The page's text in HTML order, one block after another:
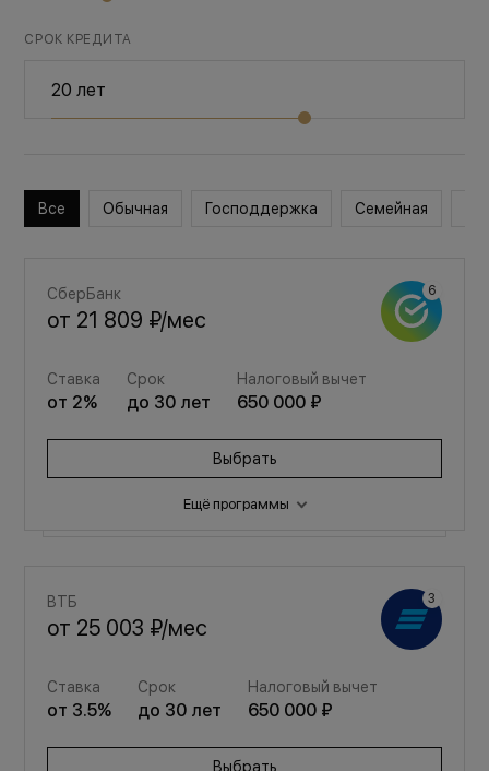
СРОК КРЕДИТА
Все Обычная Господдержка Семейная
СберБанк
от 21 809 ₽/мес
Ставка
от 2%
Срок
до 30 лет
Налоговый вычет
650 000 ₽
Выбрать
Ещё программы
от29 203 ₽ /мес
от3.5% до30 650 000 ₽
Выбрать
ВТБ
от 25 003 ₽/мес
Ставка
от 3.5%
Срок
до 30 лет
Налоговый вычет
650 000 ₽
Выбрать